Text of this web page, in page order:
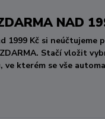
NAD
1999 Kč si neúčtujeme
Stačí vložit
ve kterém se vše